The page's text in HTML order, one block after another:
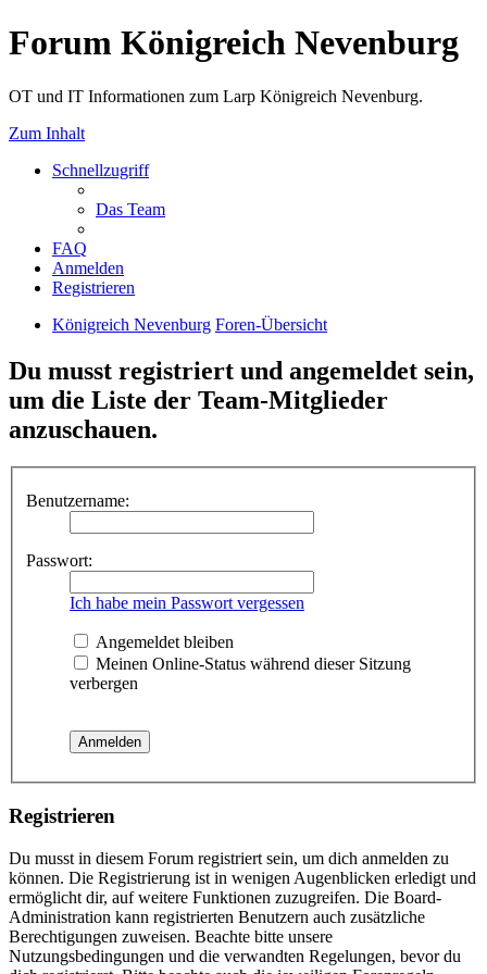
Forum Königreich Nevenburg
OT und IT Informationen zum Larp Königreich Nevenburg.
Zum Inhalt
Schnellzugriff
Das Team
FAQ
Anmelden
Registrieren
Königreich Nevenburg Foren-Übersicht
Du musst registriert und angemeldet sein,
um die Liste der Team-Mitglieder
anzuschauen.
Benutzername:
Passwort:
Ich habe mein Passwort vergessen
Angemeldet bleiben
Meinen Online-Status während dieser Sitzung
verbergen
Registrieren
Du musst in diesem Forum registriert sein, um dich anmelden zu
können. Die Registrierung ist in wenigen Augenblicken erledigt und
ermöglicht dir, auf weitere Funktionen zuzugreifen. Die Board-
Administration kann registrierten Benutzern auch zusätzliche
Berechtigungen zuweisen. Beachte bitte unsere
Nutzungsbedingungen und die verwandten Regelungen, bevor du